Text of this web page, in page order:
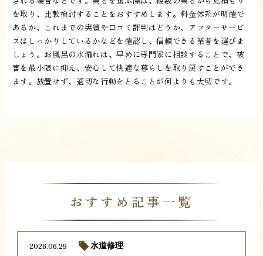
を取り、比較検討することをおすすめします。料金体系が明確で
あるか、これまでの実績や口コミ評判はどうか、アフターサービ
スはしっかりしているかなどを確認し、信頼できる業者を選びま
しょう。お風呂の水漏れは、早めに専門家に相談することで、被
害を最小限に抑え、安心して快適な暮らしを取り戻すことができ
ます。放置せず、適切な行動をとることが何よりも大切です。
おすすめ記事一覧
2026.06.29 水道修理